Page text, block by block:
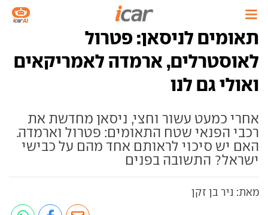
תאומים לניסאן: פטרול
לאוסטרלים, ארמדה לאמריקאים
ואולי גם לנו
אחרי כמעט עשור וחצי, ניסאן מחדשת את
רכבי הפנאי שטח התאומים: פטרול וארמדה.
האם יש סיכוי לראותם אחד מהם על כבישי
ישראל? התשובה בפנים
מאת: ניר בן זקן